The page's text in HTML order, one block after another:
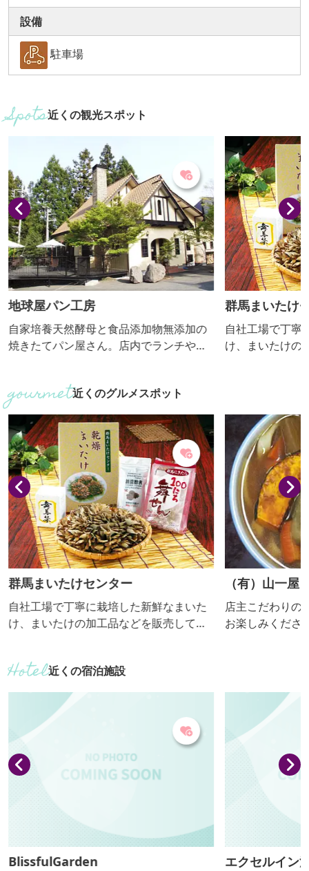
設備
駐車場
近くの観光スポット
地球屋パン工房
自家培養天然酵母と食品添加物無添加の
焼きたてパン屋さん。店内でランチや焼
群馬まいたけ
自社工場で丁寧
け、まいたけの
場と子ども用ト
どがあります
気軽にお立ち寄
近くのグルメスポット
群馬まいたけセンター
自社工場で丁寧に栽培した新鮮なまいた
け、まいたけの加工品などを販売してい
可能で工場見学も可、ゆったりした駐車
場と子ども用トイレ、身障者用トイレな
どがあります。ドライブのご休憩にもお
気軽にお立ち寄りください。
（有）山一屋
店主こだわりの
お楽しみください。 【おっきり
近くの宿泊施設
BlissfulGarden エクセルイン